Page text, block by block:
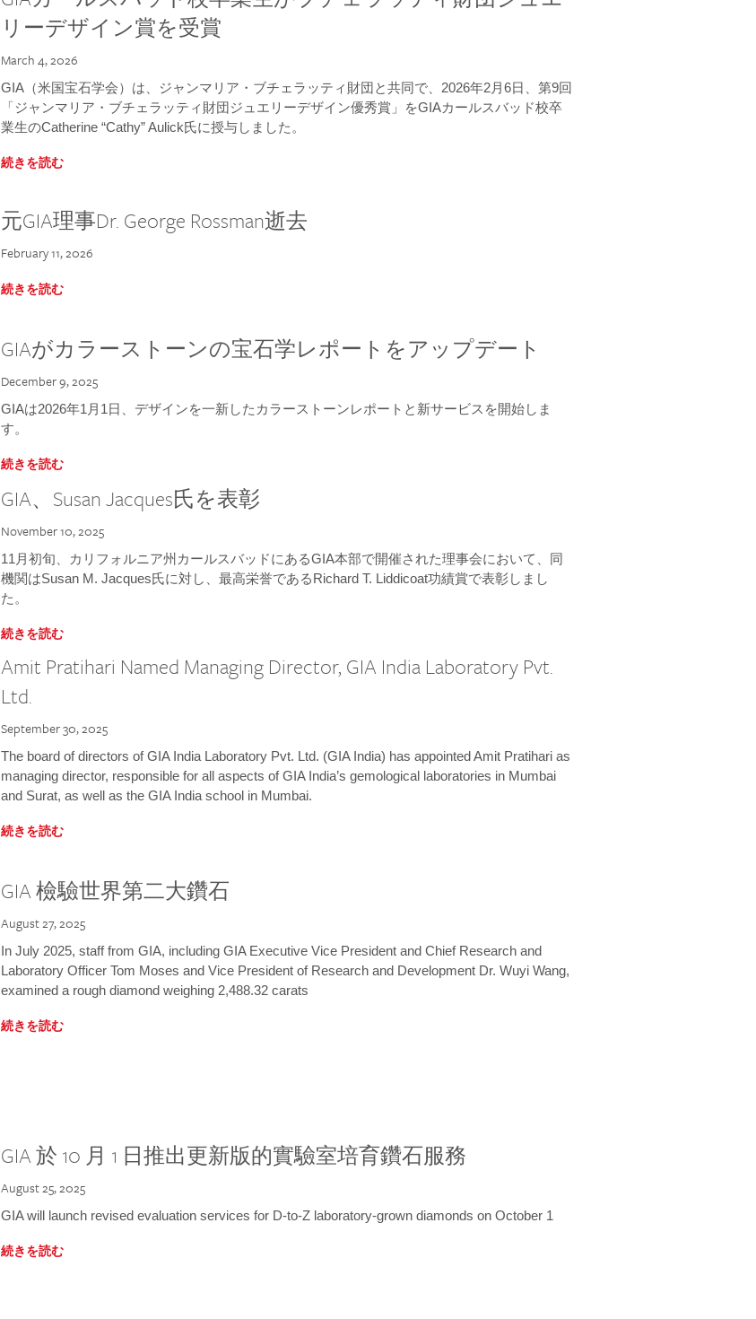
リーデザイン賞を受賞
March 4, 2026
GIA（米国宝石学会）は、ジャンマリア・ブチェラッティ財団と共同で、2026年2月6日、第9回
「ジャンマリア・ブチェラッティ財団ジュエリーデザイン優秀賞」をGIAカールスバッド校卒
業生のCatherine “Cathy” Aulick氏に授与しました。
続きを読む
元GIA理事Dr. George Rossman逝去
February 11, 2026
続きを読む
GIAがカラーストーンの宝石学レポートをアップデート
December 9, 2025
GIAは2026年1月1日、デザインを一新したカラーストーンレポートと新サービスを開始しま
す。
続きを読む
GIA、Susan Jacques氏を表彰
November 10, 2025
11月初旬、カリフォルニア州カールスバッドにあるGIA本部で開催された理事会において、同
機関はSusan M. Jacques氏に対し、最高栄誉であるRichard T. Liddicoat功績賞で表彰しまし
た。
続きを読む
Amit Pratihari Named Managing Director, GIA India Laboratory Pvt.
Ltd.
September 30, 2025
The board of directors of GIA India Laboratory Pvt. Ltd. (GIA India) has appointed Amit Pratihari as
managing director, responsible for all aspects of GIA India’s gemological laboratories in Mumbai
and Surat, as well as the GIA India school in Mumbai.
続きを読む
GIA 檢驗世界第二大鑽石
August 27, 2025
In July 2025, staff from GIA, including GIA Executive Vice President and Chief Research and
Laboratory Officer Tom Moses and Vice President of Research and Development Dr. Wuyi Wang,
examined a rough diamond weighing 2,488.32 carats
続きを読む
GIA 於 10 月 1 日推出更新版的實驗室培育鑽石服務
August 25, 2025
GIA will launch revised evaluation services for D-to-Z laboratory-grown diamonds on October 1
続きを読む